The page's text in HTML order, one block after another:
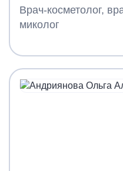
Врач-косметолог,
миколог